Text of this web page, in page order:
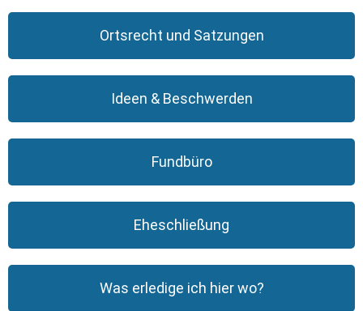
Ortsrecht und Satzungen
Ideen & Beschwerden
Fundbüro
Eheschließung
Was erledige ich hier wo?